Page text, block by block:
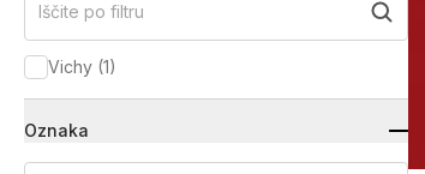
Iščite po filtru
Vichy (1)
Oznaka